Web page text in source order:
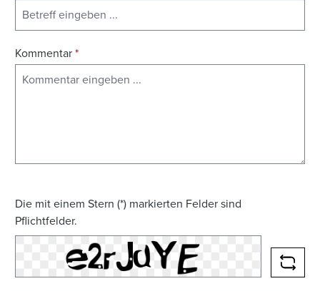
Kommentar*
Die mit einem Stern (*) markierten Felder sind
Pflichtfelder.